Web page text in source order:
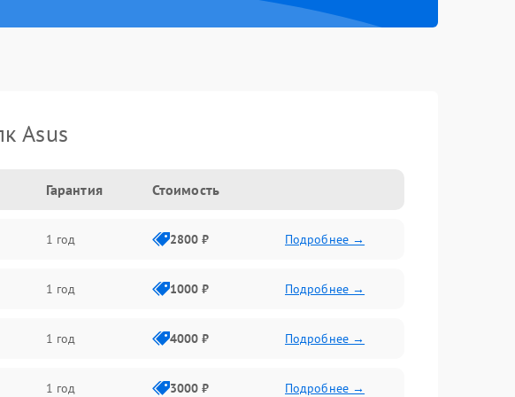
Asus
Гарантия Стоимость
1 год 2800 ₽ Подробнее →
1 год 1000 ₽ Подробнее →
1 год 4000 ₽ Подробнее →
1 год 3000 ₽ Подробнее →